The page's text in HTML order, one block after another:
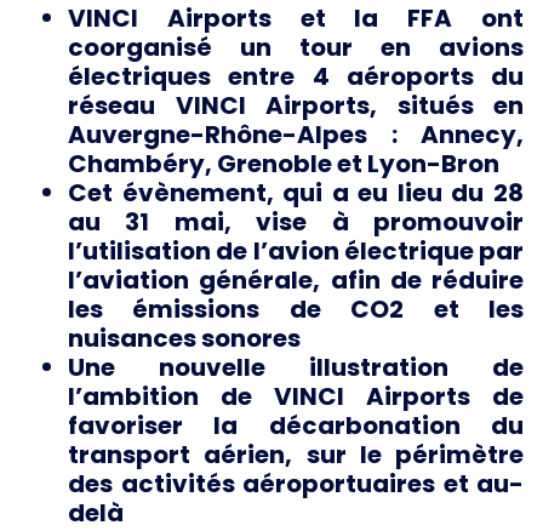
VINCI Airports et la FFA ont
coorganisé un tour en avions
électriques entre 4 aéroports du
réseau VINCI Airports, situés en
Auvergne-Rhône-Alpes : Annecy,
Chambéry, Grenoble et Lyon-Bron
Cet évènement, qui a eu lieu du 28
au 31 mai, vise à promouvoir
l’utilisation de l’avion électrique par
l’aviation générale, afin de réduire
les émissions de CO2 et les
nuisances sonores
Une nouvelle illustration de
l’ambition de VINCI Airports de
favoriser la décarbonation du
transport aérien, sur le périmètre
des activités aéroportuaires et au-
delà